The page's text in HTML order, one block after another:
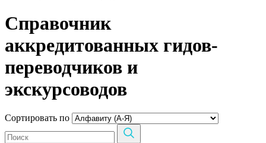
Справочник
аккредитованных гидов-
переводчиков и
экскурсоводов
Сортировать по